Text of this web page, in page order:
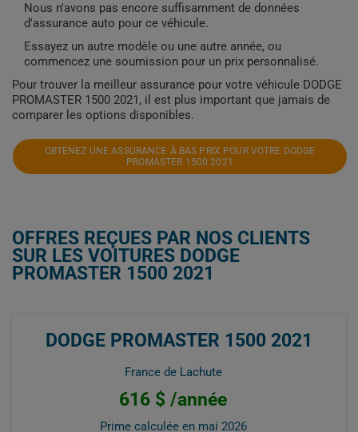
Nous n'avons pas encore suffisamment de données
d'assurance auto pour ce véhicule.
Essayez un autre modèle ou une autre année, ou
commencez une soumission pour un prix personnalisé.
Pour trouver la meilleur assurance pour votre véhicule DODGE
PROMASTER 1500 2021, il est plus important que jamais de
comparer les options disponibles.
OBTENEZ UNE ASSURANCE À BAS PRIX POUR VOTRE DODGE
PROMASTER 1500 2021
OFFRES REÇUES PAR NOS CLIENTS
SUR LES VOITURES DODGE
PROMASTER 1500 2021
DODGE PROMASTER 1500 2021
France de Lachute
616 $ /année
Prime calculée en mai 2026